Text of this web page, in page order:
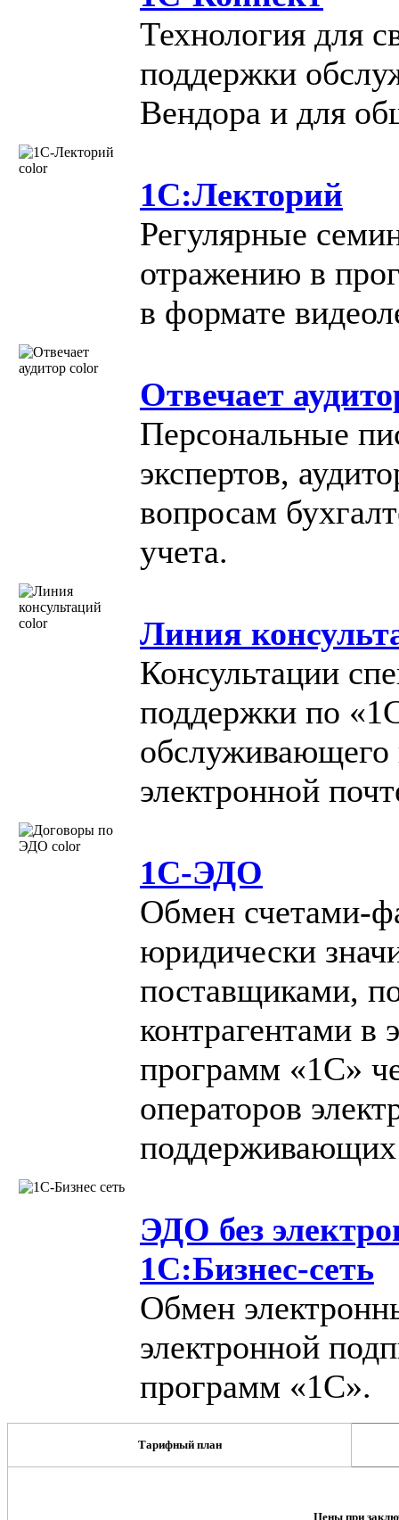
Технология для
поддержки
Вендора и для
1С:Лекторий
Регулярные
отражению в
в формате
Отвечает
Персональные
экспертов,
вопросам
учета.
Линия
Консультации
поддержки по
обслуживающего
электронной
1С-ЭДО
Обмен счетами-
юридически
поставщиками,
контрагентами в
программ «1С»
операторов
ЭДО без
1С:Бизнес-сеть
Обмен
электронной
программ «1С».
Тарифный план
Цены при